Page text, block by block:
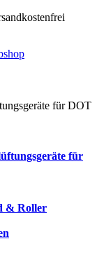
für DOT
für
& Roller